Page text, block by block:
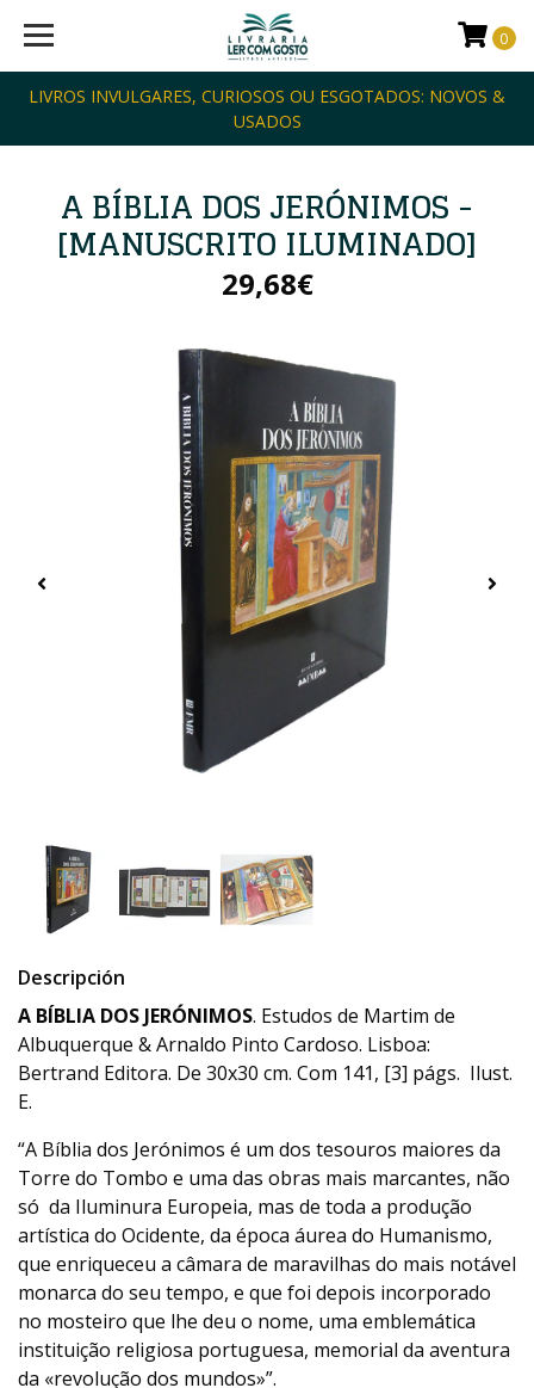
LIVROS INVULGARES, CURIOSOS OU ESGOTADOS: NOVOS &
USADOS
0
A BÍBLIA DOS JERÓNIMOS -
[MANUSCRITO ILUMINADO]
29,68€
Descripción
A BÍBLIA DOS JERÓNIMOS. Estudos de Martim de
Albuquerque & Arnaldo Pinto Cardoso. Lisboa:
Bertrand Editora. De 30x30 cm. Com 141, [3] págs. Ilust.
E.
“A Bíblia dos Jerónimos é um dos tesouros maiores da
Torre do Tombo e uma das obras mais marcantes, não
só da Iluminura Europeia, mas de toda a produção
artística do Ocidente, da época áurea do Humanismo,
que enriqueceu a câmara de maravilhas do mais notável
monarca do seu tempo, e que foi depois incorporado
no mosteiro que lhe deu o nome, uma emblemática
instituição religiosa portuguesa, memorial da aventura
da «revolução dos mundos»”.